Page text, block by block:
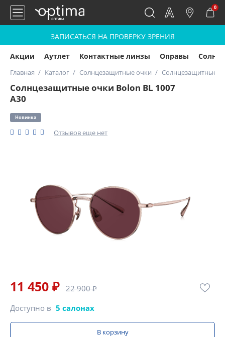
0
ЗАПИСАТЬСЯ НА ПРОВЕРКУ ЗРЕНИЯ
Акции Аутлет Контактные линзы Оправы
Главная Каталог Солнцезащитные очки Солнцезащитные
Солнцезащитные очки Bolon BL 1007
A30
Новинка
Отзывов еще нет
11 450 ₽ 22 900 ₽
Доступно в 5 салонах
В корзину